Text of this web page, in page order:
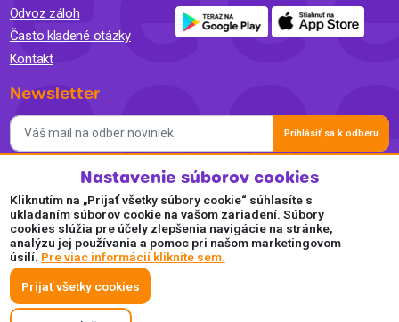
Odvoz záloh
Často kladené otázky
Kontakt
Newsletter
Prihlásiť sa k odberu
Súhlasím so spracovaním osobných údajov a so zasielaním
newslettra na marketingové účely a oboznámil som sa so
Zásadami ochrany osobných údajov.
Akceptujeme
Plaťte pohodlne a bezpečne online.
Nastavenie súborov cookies
Kliknutím na „Prijať všetky súbory cookie“ súhlasíte s
ukladaním súborov cookie na vašom zariadení. Súbory
cookies slúžia pre účely zlepšenia navigácie na stránke,
analýzu jej používania a pomoc pri našom marketingovom
úsilí. Pre viac informácií kliknite sem.
Prijať všetky cookies